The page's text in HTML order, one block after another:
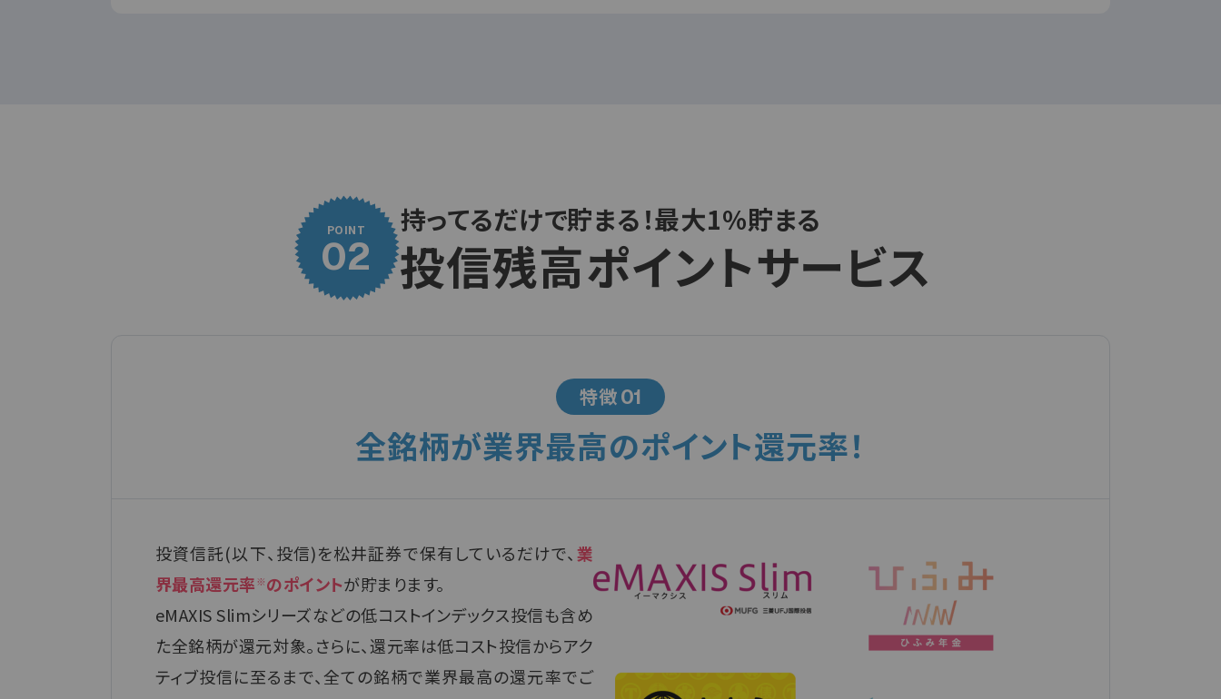
ポイント還元率
(クレカ積立)
最大0.5% 最大0.5% 最大1.0%
高校生を除く
18歳以上の方
高校生を除く
18〜39歳までの方
学生を除く20歳以上で
安定した収入のある方
学生を除く20歳以上で
安定した収入のある方
POINT
02
持ってるだけで貯まる！最大1%貯まる
投信残高ポイントサービス
特徴01
全銘柄が業界最高のポイント還元率！
投資信託(以下、投信)を松井証券で保有しているだけで、 業
界最高還元率※のポイントが貯まります。
eMAXIS Slimシリーズなどの低コストインデックス投信も含め
た全銘柄が還元対象。さらに、還元率は低コスト投信からアク
ティブ投信に至るまで、全ての銘柄で業界最高の還元率でご